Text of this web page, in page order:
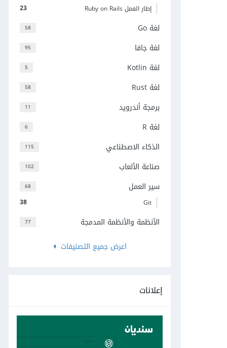
23 إطار العمل Ruby on Rails
58 لغة Go
95 لغة جافا
5 لغة Kotlin
58 لغة Rust
11 برمجة أندرويد
6 لغة R
115 الذكاء الاصطناعي
102 صناعة الألعاب
68 سير العمل
38 Git
77
الأنظمة والأنظمة المدمجة
اعرض جميع التصنيفات
إعلانات